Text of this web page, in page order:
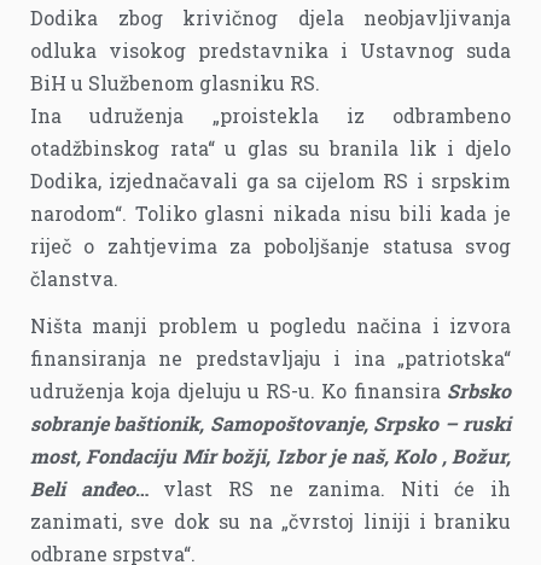
Dodika zbog krivičnog djela neobjavljivanja
odluka visokog predstavnika i Ustavnog suda
BiH u Službenom glasniku RS.
Ina udruženja „proistekla iz odbrambeno
otadžbinskog rata“ u glas su branila lik i djelo
Dodika, izjednačavali ga sa cijelom RS i srpskim
narodom“. Toliko glasni nikada nisu bili kada je
riječ o zahtjevima za poboljšanje statusa svog
članstva.
Ništa manji problem u pogledu načina i izvora
finansiranja ne predstavljaju i ina „patriotska“
udruženja koja djeluju u RS-u. Ko finansira Srbsko
sobranje baštionik, Samopoštovanje, Srpsko – ruski
most, Fondaciju Mir božji, Izbor je naš, Kolo , Božur,
Beli anđeo…vlast RS ne zanima. Niti će ih
zanimati, sve dok su na „čvrstoj liniji i braniku
odbrane srpstva“.